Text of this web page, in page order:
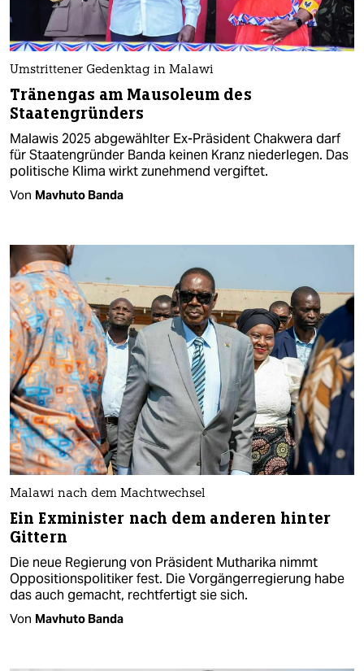
Umstrittener Gedenktag in Malawi
Tränengas am Mausoleum des
Staatengründers
Malawis 2025 abgewählter Ex-Präsident Chakwera darf
für Staatengründer Banda keinen Kranz niederlegen. Das
politische Klima wirkt zunehmend vergiftet.
Von Mavhuto Banda
Malawi nach dem Machtwechsel
Ein Exminister nach dem anderen hinter
Gittern
Die neue Regierung von Präsident Mutharika nimmt
Oppositionspolitiker fest. Die Vorgängerregierung habe
das auch gemacht, rechtfertigt sie sich.
Von Mavhuto Banda